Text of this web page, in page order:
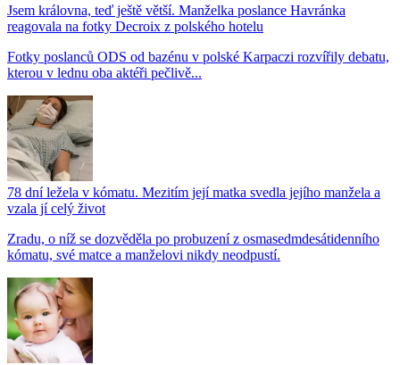
Jsem královna, teď ještě větší. Manželka poslance Havránka
reagovala na fotky Decroix z polského hotelu
Fotky poslanců ODS od bazénu v polské Karpaczi rozvířily debatu,
kterou v lednu oba aktéři pečlivě...
78 dní ležela v kómatu. Mezitím její matka svedla jejího manžela a
vzala jí celý život
Zradu, o níž se dozvěděla po probuzení z osmasedmdesátidenního
kómatu, své matce a manželovi nikdy neodpustí.